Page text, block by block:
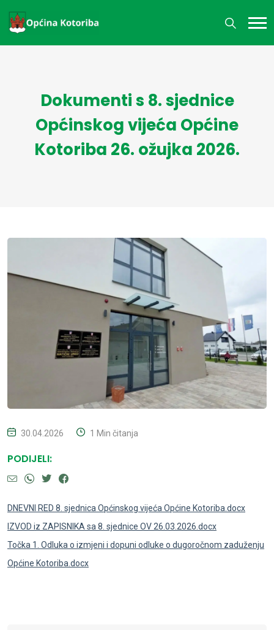
Dokumenti s 8. sjednice
Općinskog vijeća Općine
Kotoriba 26. ožujka 2026.
30.04.2026 1 Min čitanja
PODIJELI:
DNEVNI RED 8. sjednica Općinskog vijeća Općine Kotoriba.docx
IZVOD iz ZAPISNIKA sa 8. sjednice OV 26.03.2026.docx
Točka 1. Odluka o izmjeni i dopuni odluke o dugoročnom zaduženju
Općine Kotoriba.docx